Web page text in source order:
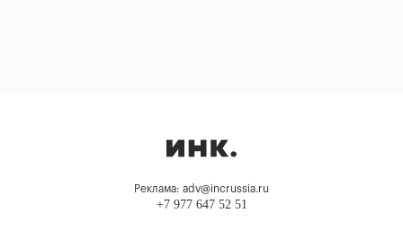
Реклама: adv@incrussia.ru
+7 977 647 52 51